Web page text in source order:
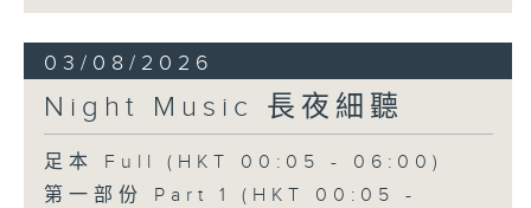
03/08/2026
Night Music 長夜細聽
足本 Full (HKT 00:05 - 06:00)
第一部份 Part 1 (HKT 00:05 -